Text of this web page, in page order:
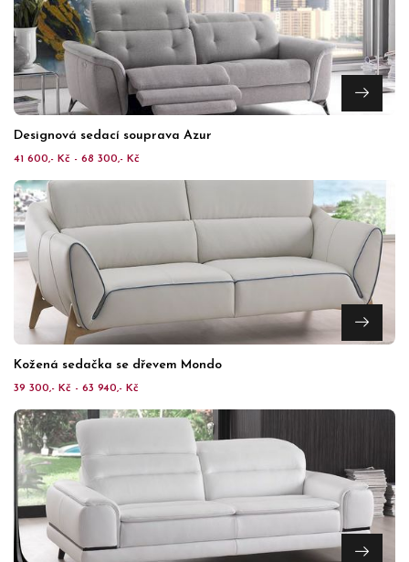
Designová sedací souprava Azur
41 600,- Kč - 68 300,- Kč
Kožená sedačka se dřevem Mondo
39 300,- Kč - 63 940,- Kč